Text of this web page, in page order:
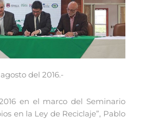
del 2016.-
en el marco del Seminario
en la Ley de Reciclaje”, Pablo